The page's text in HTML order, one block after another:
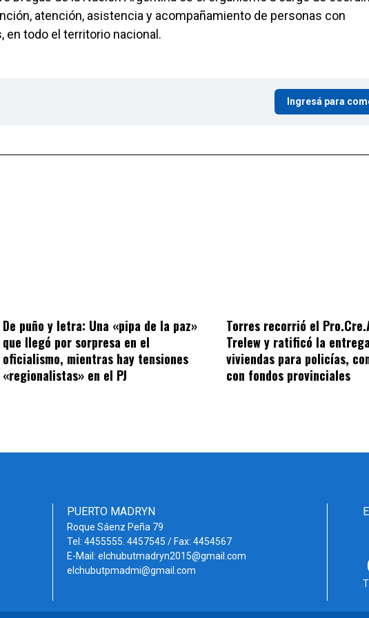
atención, asistencia y acompañamiento de personas con
todo el territorio nacional.
Ingresá para
De puño y letra: Una «pipa de la paz»
que llegó por sorpresa en el
oficialismo, mientras hay tensiones
«regionalistas» en el PJ
Torres recorrió el
Trelew y ratificó la
viviendas para policías,
con fondos provinciales
PUERTO MADRYN
Roque Sáenz Peña 79
Tel: 4455555. 4457545 / Fax: 4454567
E-Mail: elchubutmadryn2015@gmail.com
elchubutpmadmi@gmail.com